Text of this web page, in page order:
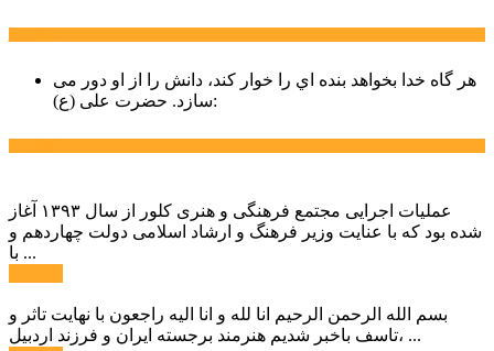
هر گاه خدا بخواهد بنده اي را خوار كند، دانش را از او دور می
سازد.حضرت علی (ع):
عملیات اجرایی مجتمع فرهنگی و هنری کلور از سال ۱۳۹۳ آغاز
شده بود که با عنایت وزیر فرهنگ و ارشاد اسلامی دولت چهاردهم و
با ...
بسم الله الرحمن الرحیم انا لله و انا الیه راجعون با نهایت تاثر و
تاسف باخبر شدیم هنرمند برجسته ایران و فرزند اردبیل، ...